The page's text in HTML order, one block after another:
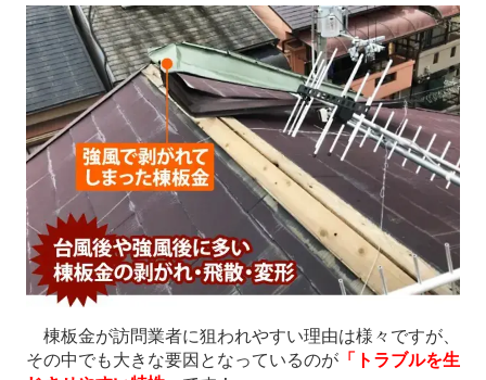
棟板金が訪問業者に狙われやすい理由は様々ですが、
その中でも大きな要因となっているのが「トラブルを生